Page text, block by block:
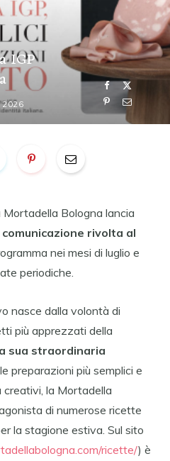
IGP
2026
Bologna lancia
rivolta al
nei mesi di luglio e
periodiche.
nasce dalla volontà di
più apprezzati della
sua straordinaria
preparazioni più semplici e
creativi, la Mortadella
di numerose ricette
la stagione estiva. Sul sito
ricette/) è